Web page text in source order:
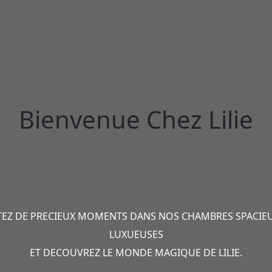
Bienvenue Chez Lilie
DE PRECIEUX MOMENTS DANS NOS CHAMBRES
LUXUEUSES
ET DECOUVREZ LE MONDE MAGIQUE DE LILIE.